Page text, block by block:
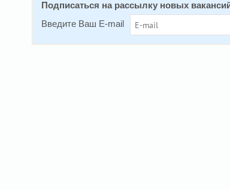
Подписаться на расcылку новых
Введите Ваш E-mail